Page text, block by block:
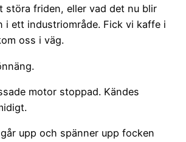
störa friden, eller vad det nu blir
i ett industriområde. Fick vi kaffe i
oss i väg.
motor stoppad. Kändes
upp och spänner upp focken